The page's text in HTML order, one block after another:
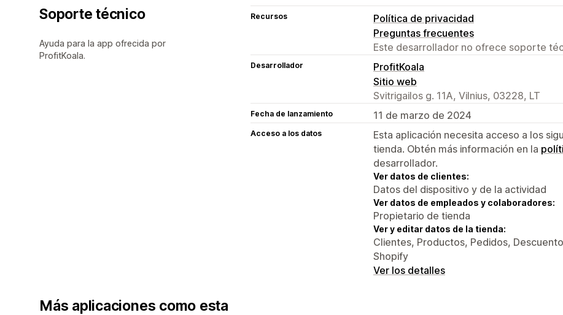
Soporte técnico
Ayuda para la app ofrecida por
ProfitKoala.
Recursos
Política de privacidad
Preguntas frecuentes
Este desarrollador no ofrece soporte
Desarrollador
ProfitKoala
Sitio web
Svitrigailos g. 11A, Vilnius, 03228, LT
Fecha de lanzamiento 11 de marzo de 2024
Acceso a los datos
Esta aplicación necesita acceso a los
tienda. Obtén más información en la
desarrollador.
Ver datos de clientes:
Datos del dispositivo y de la actividad
Ver datos de empleados y colaboradores:
Propietario de tienda
Ver y editar datos de la tienda:
Clientes, Productos, Pedidos,
Shopify
Ver los detalles
Más aplicaciones como esta